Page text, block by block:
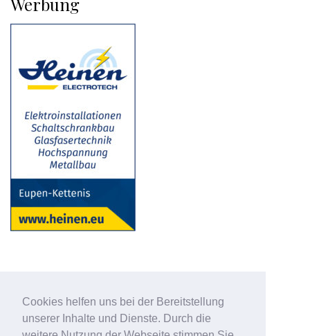
Cookies helfen uns bei der Bereitstellung
unserer Inhalte und Dienste. Durch die